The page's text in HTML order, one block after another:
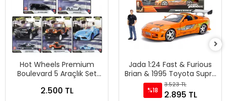
Hot Wheels Premium
Boulevard 5 Araçlık Set
2.500 TL
Jada 1:24 Fast & Furious
Brian & 1995 Toyota Supra
Diecast Model Araba -
30738
%18
3.523 TL
2.895 TL